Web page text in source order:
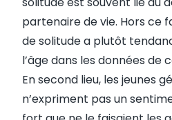
partenaire de vie. Hors ce
de solitude a plutôt
l’âge dans les données de
En second lieu, les jeunes
n’expriment pas un